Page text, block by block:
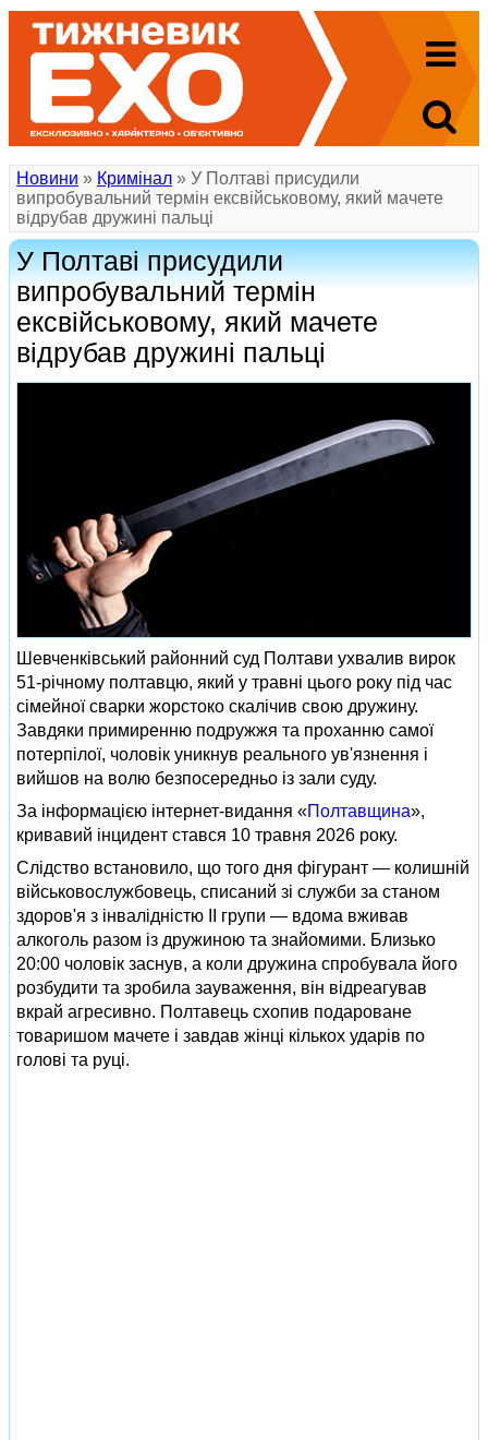
Новини » Кримінал » У Полтаві присудили
випробувальний термін ексвійськовому, який мачете
відрубав дружині пальці
У Полтаві присудили
випробувальний термін
ексвійськовому, який мачете
відрубав дружині пальці
Шевченківський районний суд Полтави ухвалив вирок
51-річному полтавцю, який у травні цього року під час
сімейної сварки жорстоко скалічив свою дружину.
Завдяки примиренню подружжя та проханню самої
потерпілої, чоловік уникнув реального ув'язнення і
вийшов на волю безпосередньо із зали суду.
За інформацією інтернет-видання «Полтавщина»,
кривавий інцидент стався 10 травня 2026 року.
Слідство встановило, що того дня фігурант — колишній
військовослужбовець, списаний зі служби за станом
здоров'я з інвалідністю II групи — вдома вживав
алкоголь разом із дружиною та знайомими. Близько
20:00 чоловік заснув, а коли дружина спробувала його
розбудити та зробила зауваження, він відреагував
вкрай агресивно. Полтавець схопив подароване
товаришом мачете і завдав жінці кількох ударів по
голові та руці.